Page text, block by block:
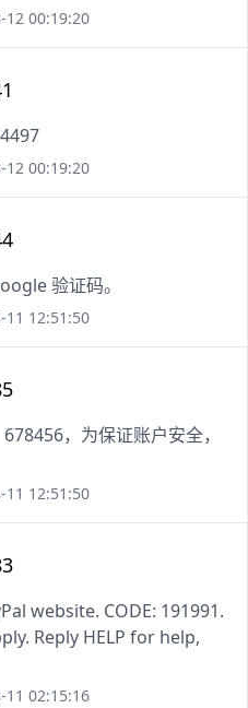
12 00:19:20
12 00:19:20
验证码。
11 12:51:50
，为保证账户安全，
11 12:51:50
website. CODE: 191991.
Reply HELP for help,
11 02:15:16